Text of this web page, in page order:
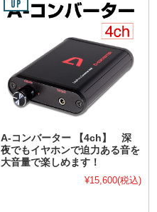
A-コンバーター 【4ch】 深
夜でもイヤホンで迫力ある音を
大音量で楽しめます！
¥15,600(税込)